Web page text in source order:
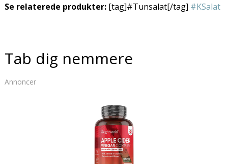
Se relaterede produkter:[tag]#Tunsalat[/tag] #KSalat
Tab dig nemmere
Annoncer